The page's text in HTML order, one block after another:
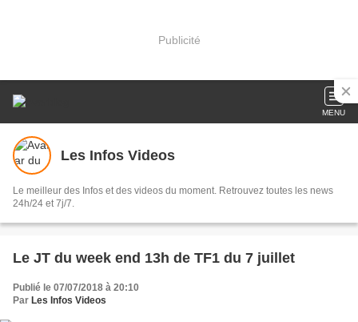
Publicité
MENU
Les Infos Videos
Le meilleur des Infos et des videos du moment. Retrouvez toutes les news
24h/24 et 7j/7.
Le JT du week end 13h de TF1 du 7 juillet
Publié le 07/07/2018 à 20:10
Par Les Infos Videos